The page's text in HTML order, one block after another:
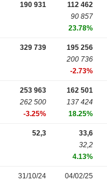
190 931
112 462
90 857
23.78%
329 739
195 256
200 736
-2.73%
253 963
262 500
-3.25%
162 501
137 424
18.25%
52,3
33,6
32,2
4.13%
31/10/24 04/02/25